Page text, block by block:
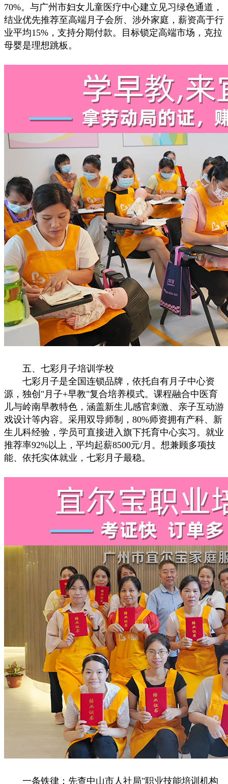
70%。与广州市妇女儿童医疗中心建立见习绿色通道，
结业优先推荐至高端月子会所、涉外家庭，薪资高于行
业平均15%，支持分期付款。目标锁定高端市场，克拉
母婴是理想跳板。
五、七彩月子培训学校
七彩月子是全国连锁品牌，依托自有月子中心资
源，独创"月子+早教"复合培养模式。课程融合中医育
儿与岭南早教特色，涵盖新生儿感官刺激、亲子互动游
戏设计等内容。采用双导师制，80%师资拥有产科、新
生儿科经验，学员可直接进入旗下托育中心实习。就业
推荐率92%以上，平均起薪8500元/月。想兼顾多项技
能、依托实体就业，七彩月子最稳。
一条铁律：先查中山市人社局"职业技能培训机构